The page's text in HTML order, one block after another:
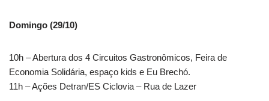
Domingo (29/10)
10h – Abertura dos 4 Circuitos Gastronômicos, Feira de
Economia Solidária, espaço kids e Eu Brechó.
11h – Ações Detran/ES Ciclovia – Rua de Lazer